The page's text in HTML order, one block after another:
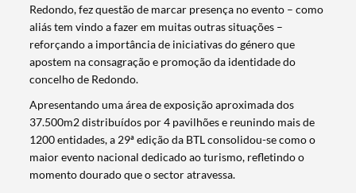
Termo de Pesquisa
Categorias gerais
Redondo, fez questão de marcar presença no evento – como
aliás tem vindo a fazer em muitas outras situações –
reforçando a importância de iniciativas do género que
apostem na consagração e promoção da identidade do
concelho de Redondo.
Apresentando uma área de exposição aproximada dos
37.500m2 distribuídos por 4 pavilhões e reunindo mais de
1200 entidades, a 29ª edição da BTL consolidou-se como o
maior evento nacional dedicado ao turismo, refletindo o
momento dourado que o sector atravessa.